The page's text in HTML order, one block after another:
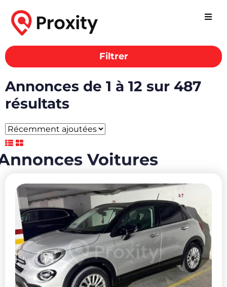
Filtrer
Annonces de 1 à 12 sur 487
résultats
Voitures